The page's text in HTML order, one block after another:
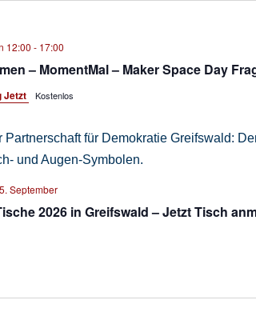
– MomentMal – Maker Space Day
12:00 - 17:00
Jetzt Kostenlos
2026 in Greifswald – Jetzt Tisch
September